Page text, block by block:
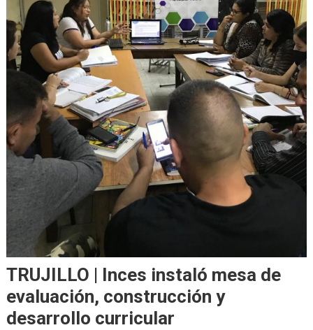
TRUJILLO | Inces instaló mesa de
evaluación, construcción y
desarrollo curricular